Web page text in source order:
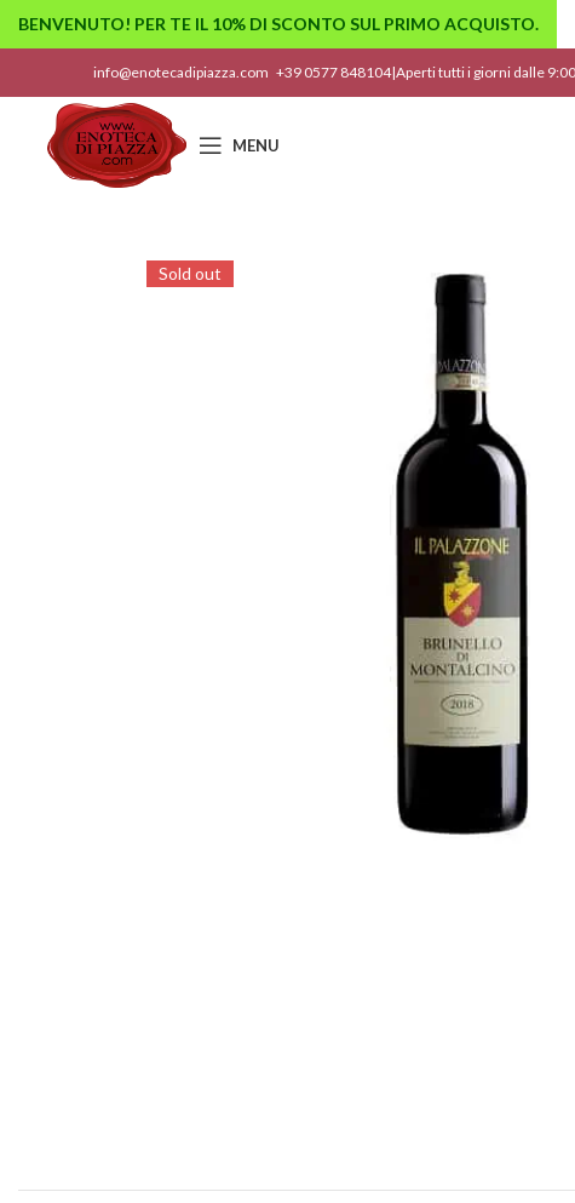
info@enotecadipiazza.com +39 0577 848104|Aperti tutti i giorni dalle
MENU
Sold out
BENVENUTO! PER TE IL 10% DI SCONTO SUL PRIMO ACQUISTO.